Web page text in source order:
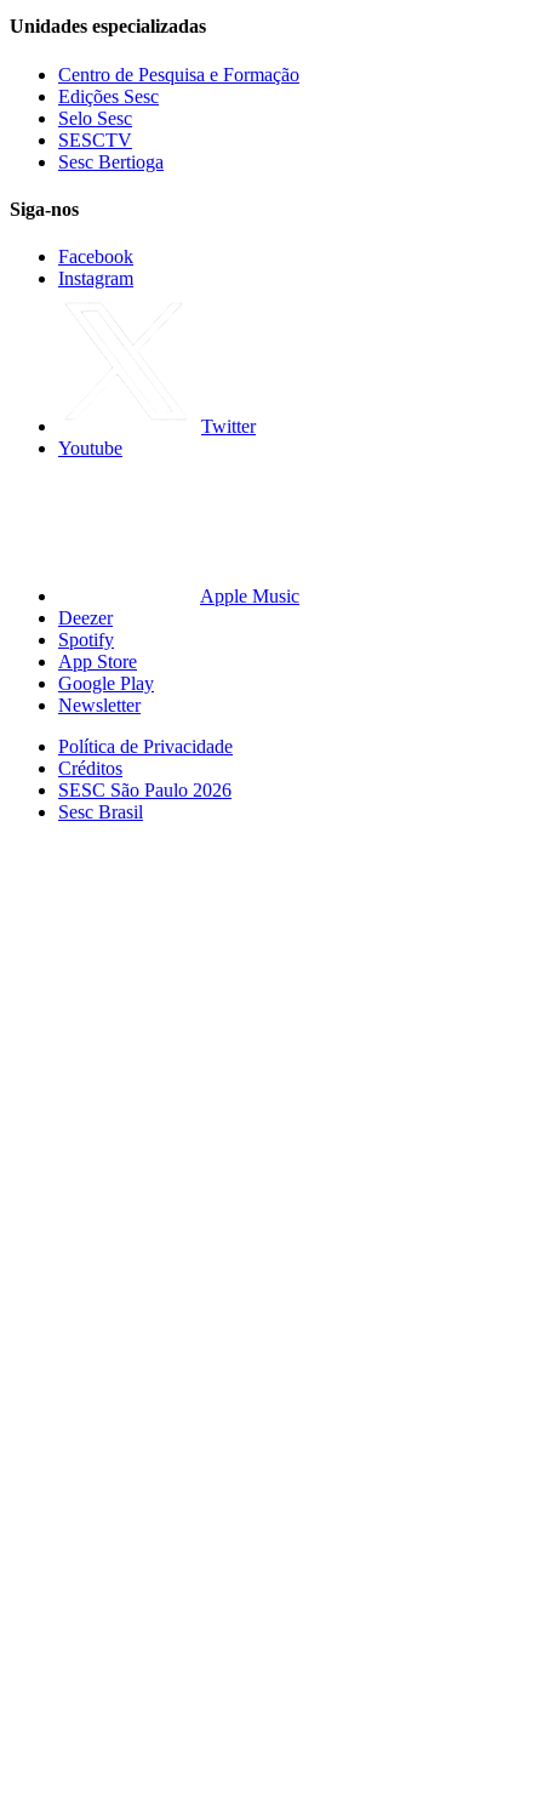
Unidades especializadas
Centro de Pesquisa e Formação
Edições Sesc
Selo Sesc
SESCTV
Sesc Bertioga
Siga-nos
Facebook
Instagram
Twitter
Youtube
Apple Music
Deezer
Spotify
App Store
Google Play
Newsletter
Política de Privacidade
Créditos
SESC São Paulo 2026
Sesc Brasil